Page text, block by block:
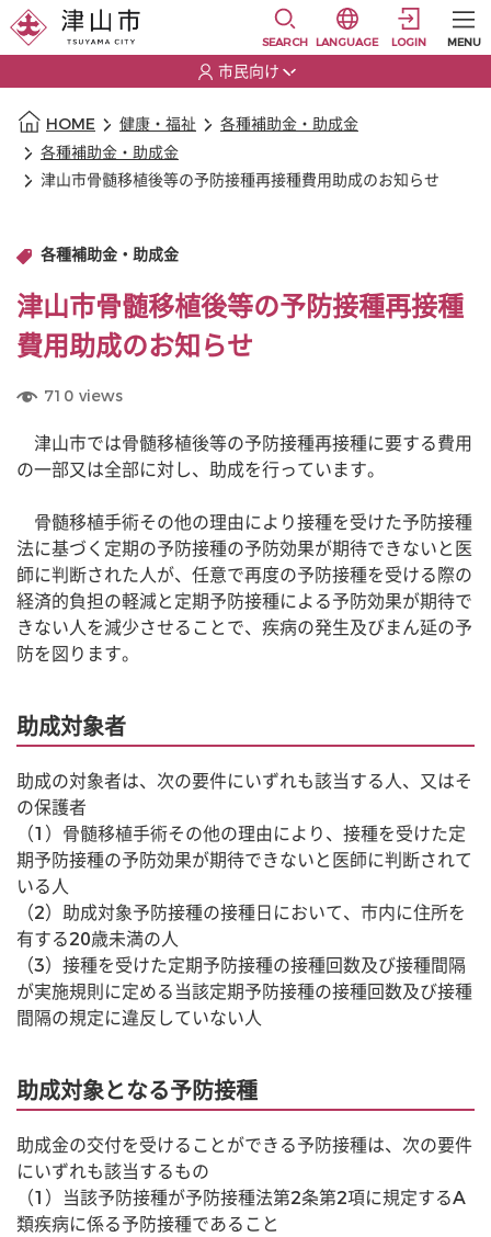
SEARCH
選択すると言語の切
LANGUAGE LOGIN MENU
市民向け
HOME 健康・福祉
各種補助金・助成金
各種補助金・助成金
津山市骨髄移植後等の予防接種再接種費用助成のお知らせ
各種補助金・助成金
津山市骨髄移植後等の予防接種再接種
費用助成のお知らせ
710 views
津山市では骨髄移植後等の予防接種再接種に要する費用
の一部又は全部に対し、助成を行っています。
骨髄移植手術その他の理由により接種を受けた予防接種
法に基づく定期の予防接種の予防効果が期待できないと医
師に判断された人が、任意で再度の予防接種を受ける際の
経済的負担の軽減と定期予防接種による予防効果が期待で
きない人を減少させることで、疾病の発生及びまん延の予
防を図ります。
助成対象者
助成の対象者は、次の要件にいずれも該当する人、又はそ
の保護者
（1）骨髄移植手術その他の理由により、接種を受けた定
期予防接種の予防効果が期待できないと医師に判断されて
いる人
（2）助成対象予防接種の接種日において、市内に住所を
有する20歳未満の人
（3）接種を受けた定期予防接種の接種回数及び接種間隔
が実施規則に定める当該定期予防接種の接種回数及び接種
間隔の規定に違反していない人
助成対象となる予防接種
助成金の交付を受けることができる予防接種は、次の要件
にいずれも該当するもの
（1）当該予防接種が予防接種法第2条第2項に規定するA
類疾病に係る予防接種であること